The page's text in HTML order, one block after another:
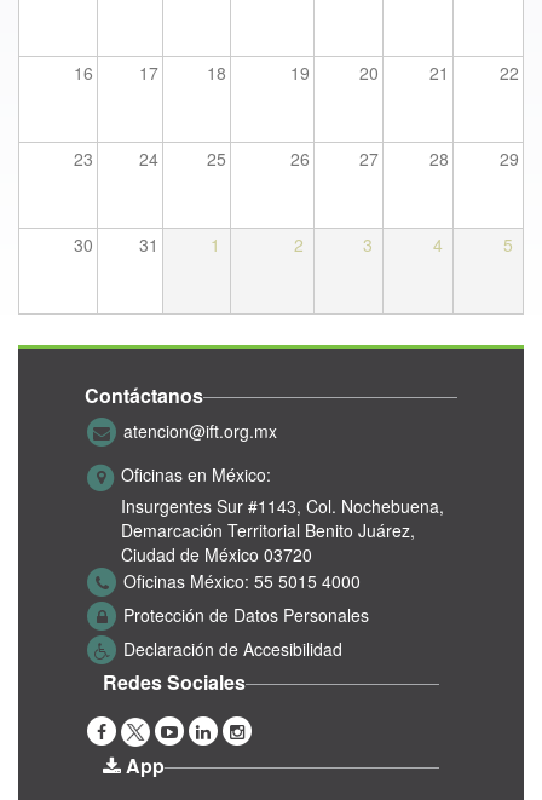
16 17 18 19 20 21 22
23 24 25 26 27 28 29
30 31 1 2 3 4 5
Contáctanos
atencion@ift.org.mx
Oficinas en México:
Insurgentes Sur #1143, Col. Nochebuena,
Demarcación Territorial Benito Juárez,
Ciudad de México 03720
Oficinas México: 55 5015 4000
Protección de Datos Personales
Declaración de Accesibilidad
Redes Sociales
App